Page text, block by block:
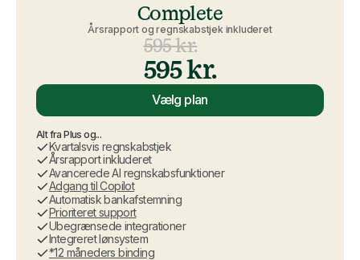
Complete
Årsrapport og regnskabstjek inkluderet
595 kr.
595 kr.
Vælg plan
Alt fra Plus og...
Kvartalsvis regnskabstjek
Årsrapport inkluderet
Avancerede AI regnskabsfunktioner
Adgang til Copilot
Automatisk bankafstemning
Prioriteret support
Ubegrænsede integrationer
Integreret lønsystem
*12 måneders binding